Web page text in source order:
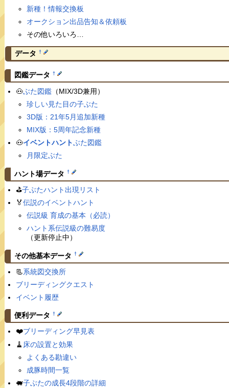
新種！情報交換板
オークション出品告知＆依頼板
その他いろいろ…
データ †
図鑑データ †
🐽ぶた図鑑（MIX/3D兼用）
珍しい見た目の子ぶた
3D版：21年5月追加新種
MIX版：5周年記念新種
🐽イベントハントぶた図鑑
月限定ぶた
ハント場データ †
⛳️子ぶたハント出現リスト
🏅伝説のイベントハント
伝説級 育成の基本（必読）
ハント系伝説級の難易度
（更新停止中）
その他基本データ †
📃系統図交換所
ブリーディングクエスト
イベント履歴
便利データ †
❤️ブリーディング早見表
🧹 床の設置と効果
よくある勘違い
成豚時間一覧
🐖子ぶたの成長4段階の詳細